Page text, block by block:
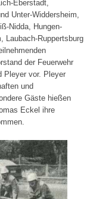
Eberstadt,
Unter-Widdersheim,
Nidda, Hungen-
Laubach-Ruppertsburg
der Feuerwehr
Pleyer vor. Pleyer
und
Gäste hießen
Eckel ihre